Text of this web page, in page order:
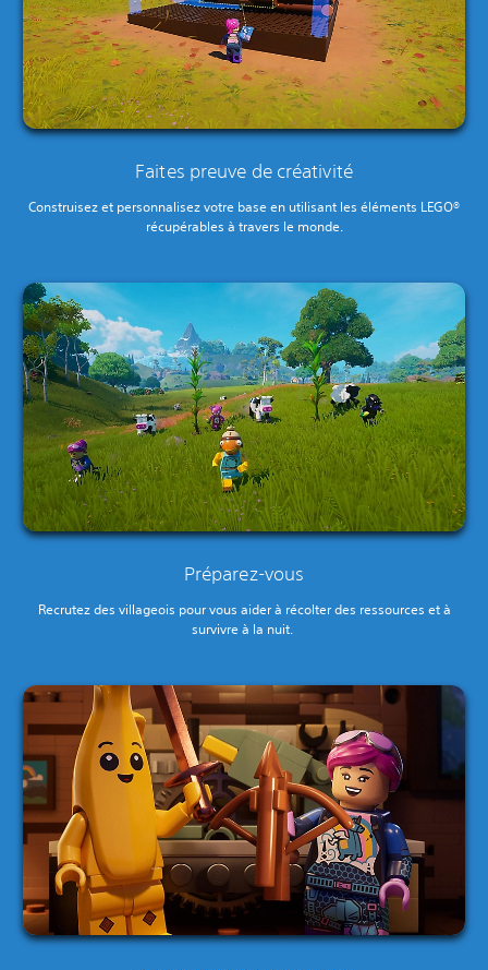
Faites preuve de créativité
Construisez et personnalisez votre base en utilisant les éléments LEGO®
récupérables à travers le monde.
Préparez-vous
Recrutez des villageois pour vous aider à récolter des ressources et à
survivre à la nuit.‎